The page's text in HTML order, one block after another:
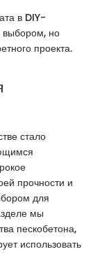
в DIY-
выбором, но
проекта.
стало
прочности и
для
мы
пескобетона,
использовать